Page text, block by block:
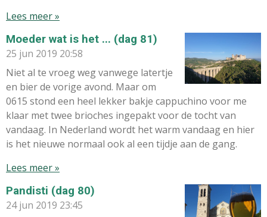
Lees meer »
Moeder wat is het ... (dag 81)
25 jun 2019 20:58
Niet al te vroeg weg vanwege latertje
en bier de vorige avond. Maar om
0615 stond een heel lekker bakje cappuchino voor me
klaar met twee brioches ingepakt voor de tocht van
vandaag. In Nederland wordt het warm vandaag en hier
is het nieuwe normaal ook al een tijdje aan de gang.
Lees meer »
Pandisti (dag 80)
24 jun 2019 23:45